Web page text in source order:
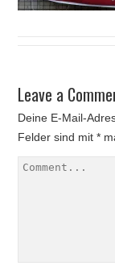
Leave a
Deine E-Mail-
Felder sind mit*